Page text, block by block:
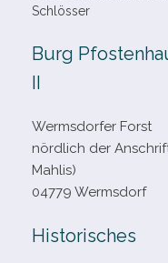
Schlösser
Burg
II
Wermsdorfer Forst
nörd­lich der
Mahlis)
04779 Wermsdorf
Historisches